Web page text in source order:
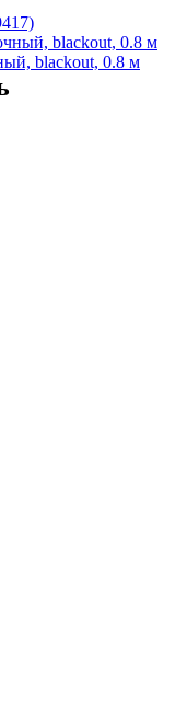
blackout, 0.8 м